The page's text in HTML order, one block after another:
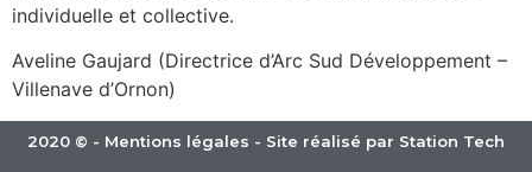
individuelle et collective.
Aveline Gaujard (Directrice d’Arc Sud Développement –
Villenave d’Ornon)
2020 © - Mentions légales - Site réalisé par Station Tech